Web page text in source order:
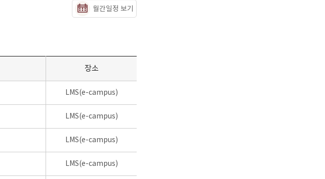
월간일정 보기
장소
LMS(e-campus)
LMS(e-campus)
LMS(e-campus)
LMS(e-campus)